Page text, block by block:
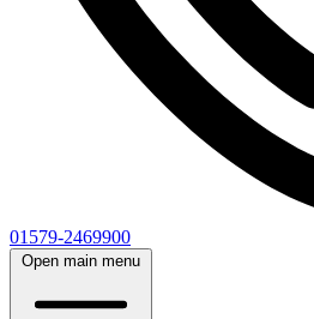
01579-2469900
Open main menu